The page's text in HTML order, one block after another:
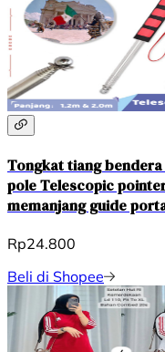
Tongkat tiang
pole Telescopic
memanjang guide
Rp24.800
Beli di Shopee